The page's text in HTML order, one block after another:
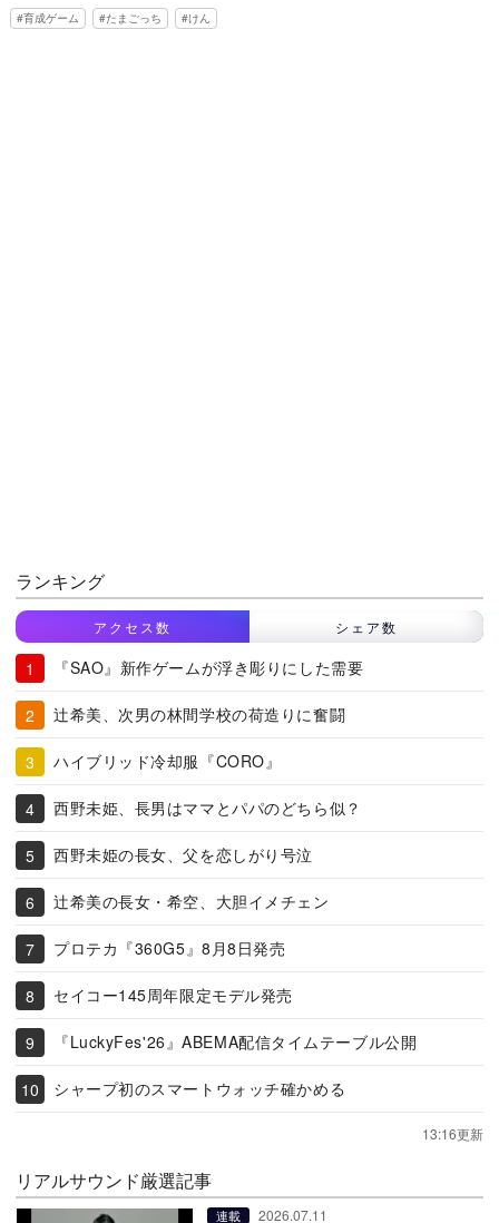
育成ゲーム たまごっち けん
ランキング
アクセス数 シェア数
『SAO』新作ゲームが浮き彫りにした需要
辻希美、次男の林間学校の荷造りに奮闘
ハイブリッド冷却服『CORO』
西野未姫、長男はママとパパのどちら似？
西野未姫の長女、父を恋しがり号泣
辻希美の長女・希空、大胆イメチェン
プロテカ『360G5』8月8日発売
セイコー145周年限定モデル発売
『LuckyFes'26』ABEMA配信タイムテーブル公開
シャープ初のスマートウォッチ確かめる
13:16更新
リアルサウンド厳選記事
連載 2026.07.11